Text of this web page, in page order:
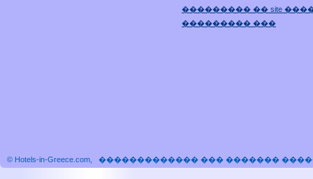
��������� �� site
��������� ���
© Hotels-in-Greece.com, ������������� ���